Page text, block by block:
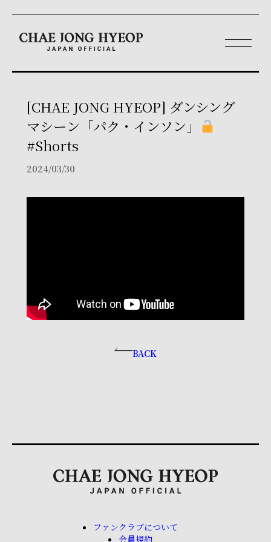
[CHAE JONG HYEOP] ダンシング
マシーン「パク・インソン」
#Shorts
2024/03/30
BACK
ファンクラブについて
会員規約